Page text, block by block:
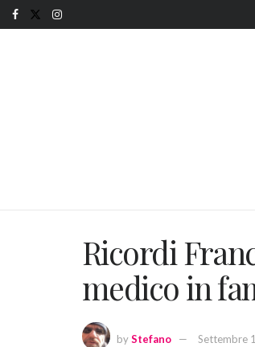
Ricordi
medico in
byStefano Settembre